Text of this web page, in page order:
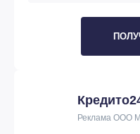
Реклама ООО